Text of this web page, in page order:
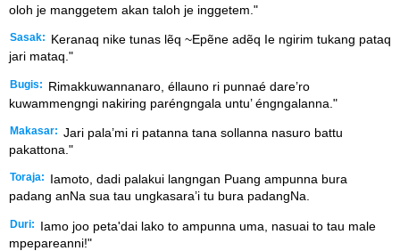
oloh je manggetem akan taloh je inggetem."
Sasak:
Keranaq nike tunas lẽq ~Epẽne adẽq Ie ngirim tukang pataq
jari mataq."
Bugis:
Rimakkuwannanaro, éllauno ri punnaé dare’ro
kuwammengngi nakiring paréngngala untu’ éngngalanna."
Makasar: Jari pala’mi ri patanna tana sollanna nasuro battu
pakattona."
Toraja:
Iamoto, dadi palakui langngan Puang ampunna bura
padang anNa sua tau ungkasara’i tu bura padangNa.
Duri:
Iamo joo peta'dai lako to ampunna uma, nasuai to tau male
mpepareanni!"